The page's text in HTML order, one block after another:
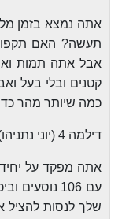
אתה נמצא בזמן
תעשה? האם תקפוץ
אבל אתה תמות
קטנים ובלי בעל
כמה שיותר מהר
דילמה 4 (יוני נתניהו):
אתה מפקד על
עם 106
שלך לנסות